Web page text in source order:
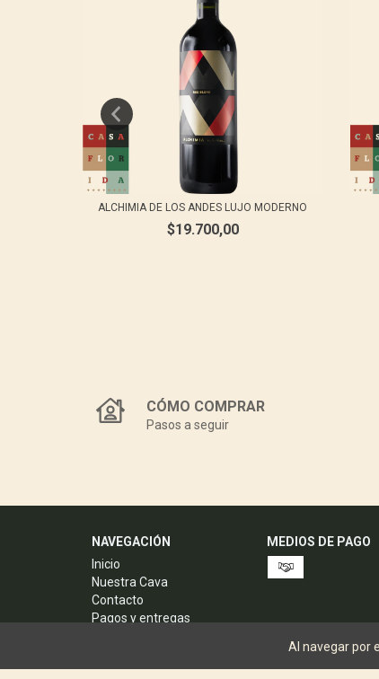
Al navegar por
ALCHIMIA DE LOS ANDES LUJO MODERNO
$19.700,00
CÓMO COMPRAR
Pasos a seguir
NAVEGACIÓN
Inicio
Nuestra Cava
Contacto
Pagos y entregas
MEDIOS DE PAGO